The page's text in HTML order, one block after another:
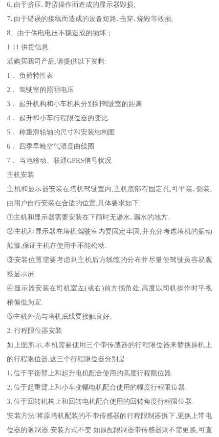
6､由于挤压､野蛮操作而造成的显示器毁损;
7､由于错误的接线而造成的设备短路､击穿､烧毁等毁损;
8、由于供电电压不稳造成的损坏；
1.11 供货信息
若购买我司产品,请提供以下资料:
1． 负荷特性表
2． 驾驶室的照明电压
3． 起升机构和小车机构分别到驾驶室的距离
4． 起升和小车行程限位器的变比
5． 称重滑轮轴的尺寸和安装结构图
6． 四季早晚空气湿度曲线图
7． 当地移动、联通GPRS信号状况
主机安装
主机和显示器安装在塔机驾驶室内,主机底部有固定孔,可平装､侧装,
由用户自行安装在合适的位置,具体要求如下:
①主机和显示器需要安装在下雨时无渗水､漏水的地方.
②主机和显示器在塔机驾驶室内要固定牢固,并充分考虑塔机的振动
颠簸,保证主机在使用中不能松动.
③安装位置需要考虑到主机后方线缆的分布并尽量使驾驶员容易观
察显示屏.
④显示器安装在司机室左(或右)前方拐角处,高度以司机操作时平视
稍偏低为宜.
⑤主机外壳与塔机底线要接触良好。
2. 行程限位器安装
如上图所示,本机需要使用三个带传感器的行程限位器来替换原机上
的行程限位器,这三个行程限位器分别是:
1､位于平衡臂上和起升电机配合使用的高度行程限位器.
2､位于起重臂上和小车变幅电机配合使用的幅度行程限位器.
3､位于回转机构上和回转电机配合使用的回转角度行程限位器.
安装方法:将原塔机配装的不带传感器的行程限制器拆下,更换上带电
位器的限制器,安装方式不变.如原配限制器带传感器则不需更换,可直